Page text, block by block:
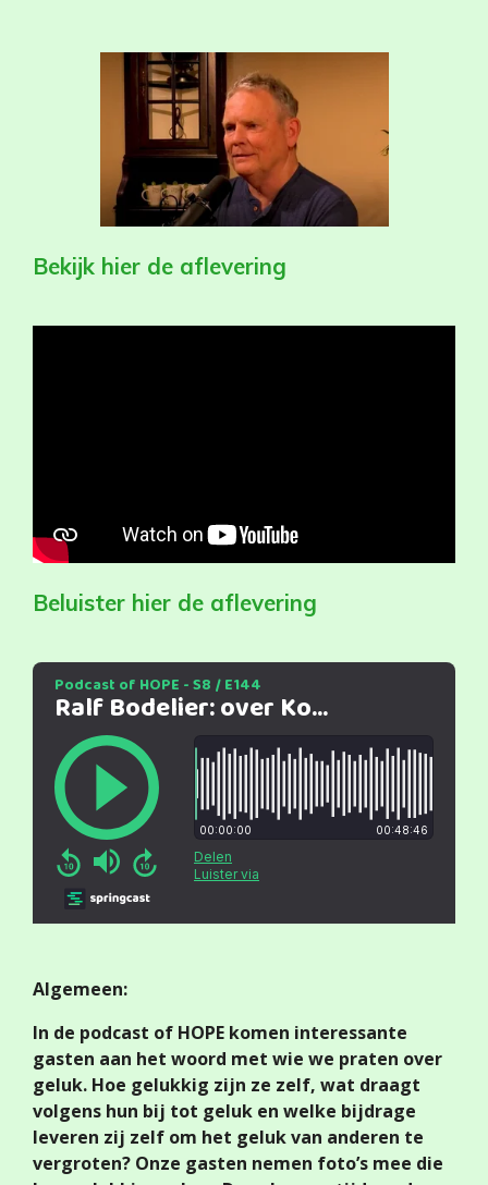
Bekijk hier de aflevering
Beluister hier de aflevering
Algemeen:
In de podcast of HOPE komen interessante
gasten aan het woord met wie we praten over
geluk. Hoe gelukkig zijn ze zelf, wat draagt
volgens hun bij tot geluk en welke bijdrage
leveren zij zelf om het geluk van anderen te
vergroten? Onze gasten nemen foto’s mee die